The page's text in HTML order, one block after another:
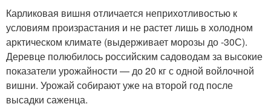
Карликовая вишня отличается неприхотливостью к
условиям произрастания и не растет лишь в холодном
арктическом климате (выдерживает морозы до -30С).
Деревце полюбилось российским садоводам за высокие
показатели урожайности — до 20 кг с одной войлочной
вишни. Урожай собирают уже на второй год после
высадки саженца.